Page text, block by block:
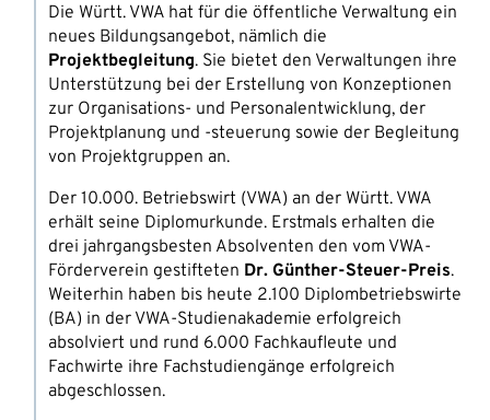
Die Württ. VWA hat für die öffentliche Verwaltung ein
neues Bildungsangebot, nämlich die
Projektbegleitung. Sie bietet den Verwaltungen ihre
Unterstützung bei der Erstellung von Konzeptionen
zur Organisations- und Personalentwicklung, der
Projektplanung und -steuerung sowie der Begleitung
von Projektgruppen an.
Der 10.000. Betriebswirt (VWA) an der Württ. VWA
erhält seine Diplomurkunde. Erstmals erhalten die
drei jahrgangsbesten Absolventen den vom VWA-
Förderverein gestifteten Dr. Günther-Steuer-Preis.
Weiterhin haben bis heute 2.100 Diplombetriebswirte
(BA) in der VWA-Studienakademie erfolgreich
absolviert und rund 6.000 Fachkaufleute und
Fachwirte ihre Fachstudiengänge erfolgreich
abgeschlossen.